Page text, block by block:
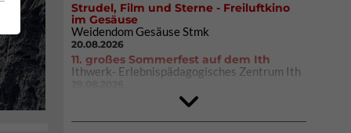
Strudel, Film und Sterne - Freiluftkino
im Gesäuse
Weidendom Gesäuse Stmk
20.08.2026
11. großes Sommerfest auf dem Ith
Ithwerk- Erlebnispädagogisches Zentrum Ith
02.10.2026bis 04.10.2026